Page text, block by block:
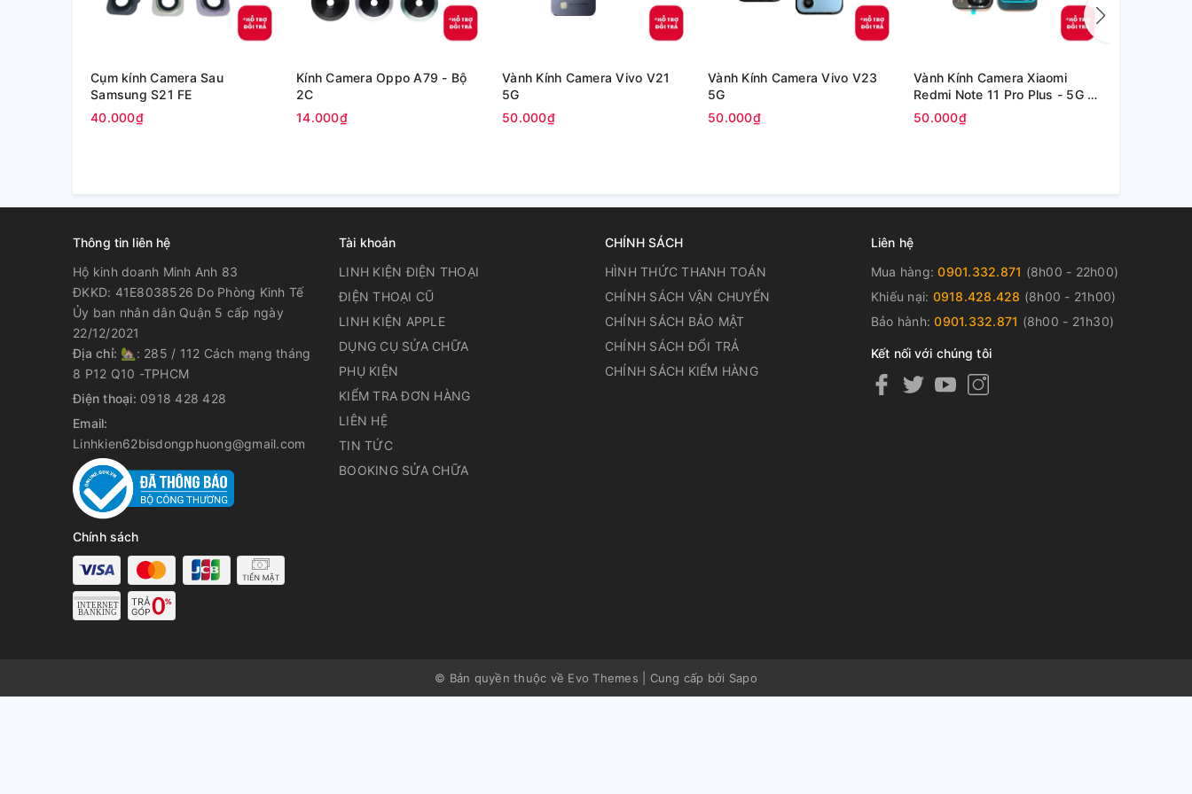
Cụm kính Camera Sau
Samsung S21 FE
40.000₫
Kính Camera Oppo A79 - Bộ
2C
14.000₫
Vành Kính Camera Vivo V21
5G
50.000₫
Vành Kính Camera Vivo V23
5G
50.000₫
Vành Kính Camera Xiaomi
Redmi Note 11 Pro Plus - 5G /
Redmi Note 11 Pro+ 5G
50.000₫
Thông tin liên hệ
Hộ kinh doanh Minh Anh 83
ĐKKD: 41E8038526 Do Phòng Kinh Tế
Ủy ban nhân dân Quận 5 cấp ngày
22/12/2021
Địa chỉ: 🏡: 285 / 112 Cách mạng tháng
8 P12 Q10 -TPHCM
Điện thoại: 0918 428 428
Email:
Linhkien62bisdongphuong@gmail.com
Chính sách
Tài khoản
LINH KIỆN ĐIỆN THOẠI
ĐIỆN THOẠI CŨ
LINH KIỆN APPLE
DỤNG CỤ SỬA CHỮA
PHỤ KIỆN
KIỂM TRA ĐƠN HÀNG
LIÊN HỆ
TIN TỨC
BOOKING SỬA CHỮA
CHÍNH SÁCH
HÌNH THỨC THANH TOÁN
CHÍNH SÁCH VẬN CHUYỂN
CHÍNH SÁCH BẢO MẬT
CHÍNH SÁCH ĐỔI TRẢ
CHÍNH SÁCH KIỂM HÀNG
Liên hệ
Mua hàng:0901.332.871 (8h00 - 22h00)
Khiếu nại: 0918.428.428 (8h00 - 21h00)
Bảo hành:0901.332.871 (8h00 - 21h30)
Kết nối với chúng tôi
© Bản quyền thuộc về Evo Themes Cung cấp bởi Sapo